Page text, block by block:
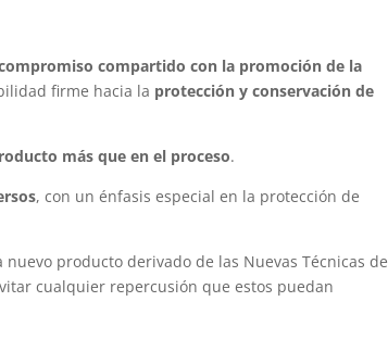
compartido con la promoción de la
firme hacia la protección y conservación de
más que en el proceso.
, con un énfasis especial en la protección de
producto derivado de las Nuevas Técnicas de
cualquier repercusión que estos puedan